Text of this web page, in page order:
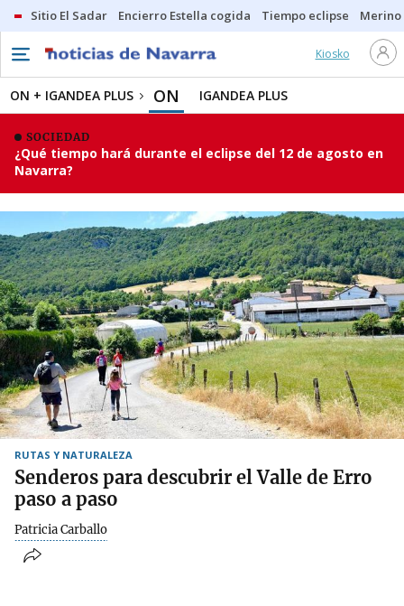
Sitio El Sadar Encierro Estella cogida Tiempo eclipse
Kiosko
ON + IGANDEA PLUS ON IGANDEA PLUS
SOCIEDAD
¿Qué tiempo hará durante el eclipse del 12 de agosto en
Navarra?
RUTAS Y NATURALEZA
Senderos para descubrir el Valle de Erro
paso a paso
Patricia Carballo